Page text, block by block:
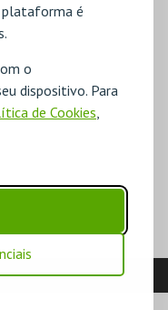
plataforma é
o
dispositivo. Para
de Cookies